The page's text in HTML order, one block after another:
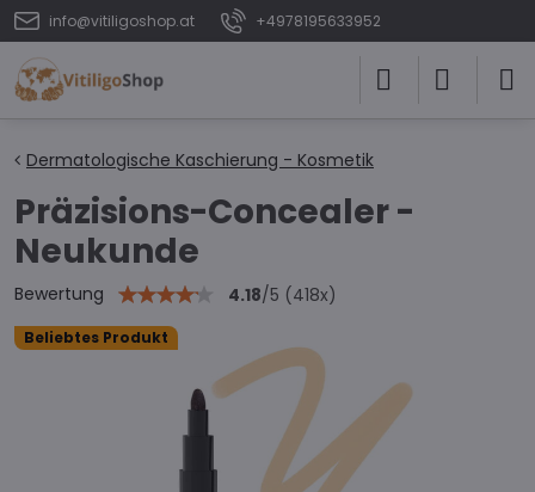
info@vitiligoshop.at +4978195633952
Beliebtes Produkt
Dermatologische Kaschierung - Kosmetik
Präzisions-Concealer -
Neukunde
Bewertung 4.18/5 (418x)